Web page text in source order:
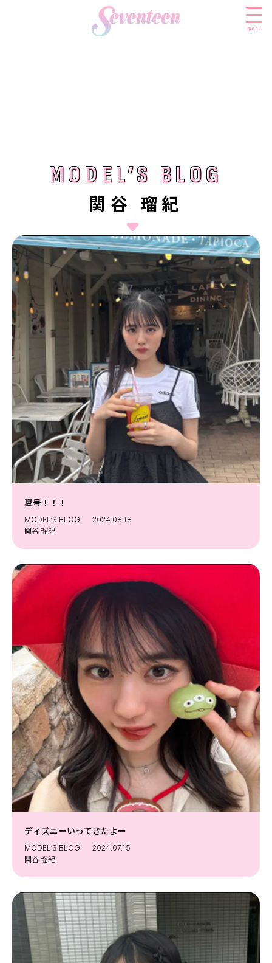
menu
着回し
ビューティニュース
トレンドメイク
ヘアアレンジ・ヘアケア
スキンケア
ボディケア
SCHOOL
勉強・受験・進路
ENTERTAINMENT
なにわ男子
K-POP
ライフスタイルニュース
JKランキング・アワード
モデルの購入品
おでかけ
お悩み相談
JK TREND
JKトレンドニュース
MODELS
MODEL'S BLOG
TikTok
Instagram
YouTube
FORTUNE
ゲッターズ飯田
MISS SEVENTEEN
ミスセブンティーンニュース
MAGAZINE
バックナンバー
INFORMATION
Seventeen
Follow us
ST member
新規会員登録・ログイン
MODEL’S BLOG
MODEL’S BLOG
関谷 瑠紀
夏号！！！ ⁡
MODEL’S BLOG
2024.08.18
関谷 瑠紀
ディズニーいってきたよー
MODEL’S BLOG
2024.07.15
関谷 瑠紀